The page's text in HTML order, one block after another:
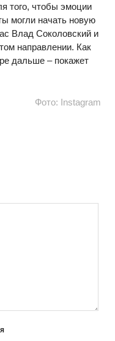
того, чтобы эмоции
могли начать новую
Влад Соколовский и
направлении. Как
дальше – покажет
Фото: Instagram